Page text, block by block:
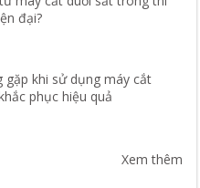
đại?
gặp khi sử dụng máy cắt
phục hiệu quả
Xem thêm